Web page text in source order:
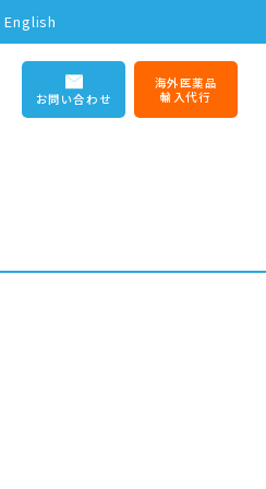
English
お問い合わせ
海外医薬品
輸入代行